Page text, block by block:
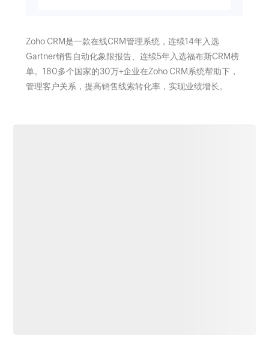
Zoho CRM是一款在线CRM管理系统，连续14年入选
Gartner销售自动化象限报告、连续5年入选福布斯CRM榜
单。180多个国家的30万+企业在Zoho CRM系统帮助下，
管理客户关系，提高销售线索转化率，实现业绩增长。